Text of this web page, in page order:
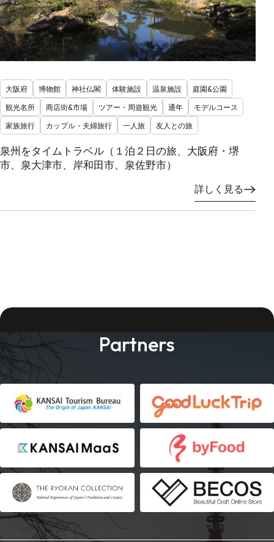
大阪府 博物館 神社仏閣 体験施設 温泉施設
庭園&公園
観光名所
商店街&市場 ツアー・周遊観光 通年
モデルコース
家族旅行
カップル・夫婦旅行 一人旅 友人との旅
泉州をタイムトラベル（１泊２日の旅、大阪府・堺
市、泉大津市、岸和田市、泉佐野市）
詳しく見る
Partners